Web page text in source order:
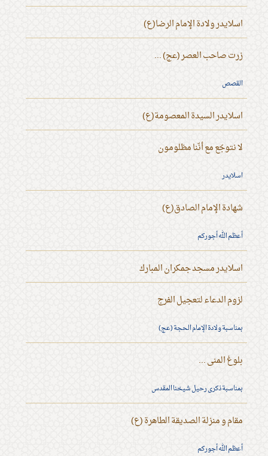
اسلايدر ولادة الإمام الرضا(ع)
زرت صاحب العصر (عج) ...
القصص
اسلايدر السيدة المعصومة(ع)
لا نتوجّع مع أنّنا مظلومون
اسلايدر
شهادة الإمام الصادق(ع)
أعظم الله أجوركم
اسلايدر مسجد جمكران المبارك
لزوم الدعاء لتعجيل الفرج
بمناسبة ولادة الإمام الحجة (عج)
بلوغ المنى ...
بمناسبة ذكرى رحيل شيخنا المقدس
مقام و منزلة الصديقة الطاهرة (ع)
أعظم الله أجوركم